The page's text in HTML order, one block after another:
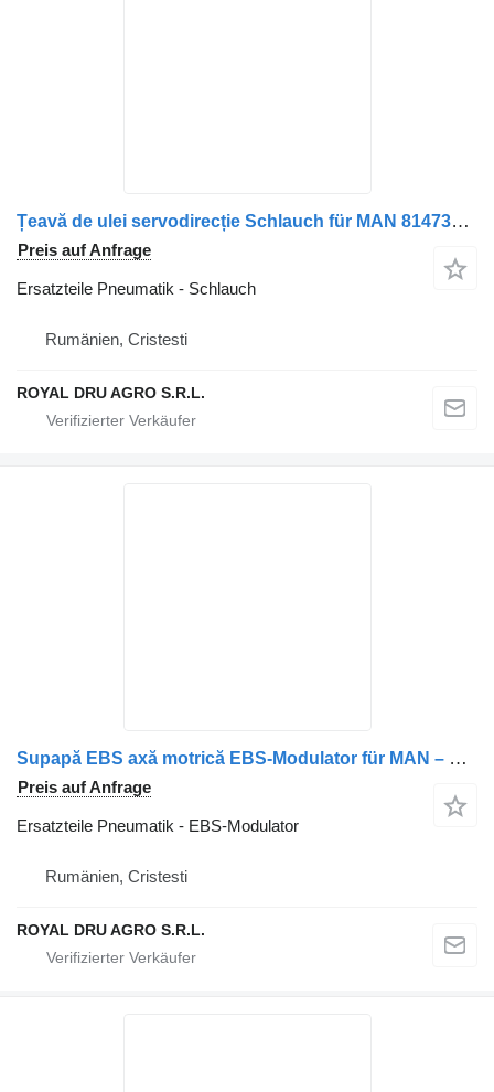
Țeavă de ulei servodirecție Schlauch für MAN 81473035319 / 8147303-5319 / 01931059776 / 0193105-9776 / 01931059006 / 0193105-9006 LKW
Preis auf Anfrage
Ersatzteile Pneumatik - Schlauch
Rumänien, Cristesti
ROYAL DRU AGRO S.R.L.
Supapă EBS axă motrică EBS-Modulator für MAN – Coduri: 81521066059, 81521066066, 81521066040, 81521066072, 81521069066 LKW
Preis auf Anfrage
Ersatzteile Pneumatik - EBS-Modulator
Rumänien, Cristesti
ROYAL DRU AGRO S.R.L.